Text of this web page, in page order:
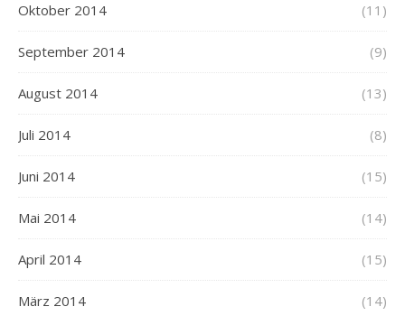
Oktober 2014 (11)
September 2014 (9)
August 2014 (13)
Juli 2014 (8)
Juni 2014 (15)
Mai 2014 (14)
April 2014 (15)
März 2014 (14)